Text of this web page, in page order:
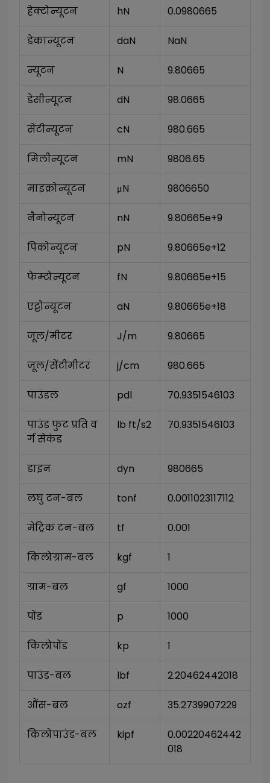
हेक्टोन्यूटन hN 0.0980665
डेकान्यूटन daN NaN
न्यूटन N 9.80665
डेसीन्यूटन dN 98.0665
सेंटीन्यूटन cN 980.665
मिलीन्यूटन mN 9806.65
माइक्रोन्यूटन μN 9806650
नैनोन्यूटन nN 9.80665e+9
पिकोन्यूटन pN 9.80665e+12
फेम्टोन्यूटन fN 9.80665e+15
एट्टोन्यूटन aN 9.80665e+18
जूल/मीटर J/m 9.80665
जूल/सेंटीमीटर j/cm 980.665
पाउंडल pdl 70.9351546103
पाउंड फुट प्रति व
र्ग सेकंड
lb ft/s2 70.9351546103
डाइन dyn 980665
लघु टन-बल tonf 0.0011023117112
मेट्रिक टन-बल tf 0.001
किलोग्राम-बल kgf 1
ग्राम-बल gf 1000
पोंड p 1000
किलोपोंड kp 1
पाउंड-बल lbf 2.20462442018
औंस-बल ozf 35.2739907229
किलोपाउंड-बल kipf
0.00220462442
018